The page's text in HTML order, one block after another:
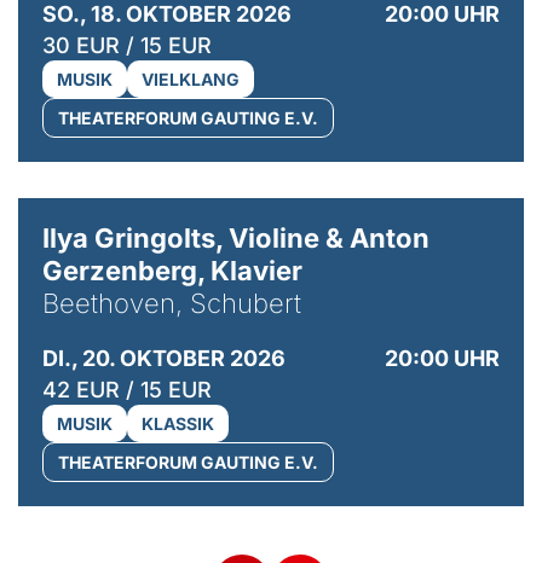
SO., 18. OKTOBER 2026
20:00 UHR
30 EUR / 15 EUR
MUSIK
VIELKLANG
THEATERFORUM GAUTING E.V.
Ilya Gringolts, Violine & Anton
Gerzenberg, Klavier
Beethoven, Schubert
DI., 20. OKTOBER 2026
20:00 UHR
42 EUR / 15 EUR
MUSIK
KLASSIK
THEATERFORUM GAUTING E.V.